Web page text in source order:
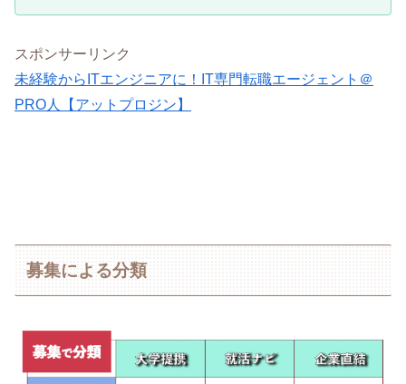
スポンサーリンク
未経験からITエンジニアに！IT専門転職エージェント＠
PRO人【アットプロジン】
募集による分類